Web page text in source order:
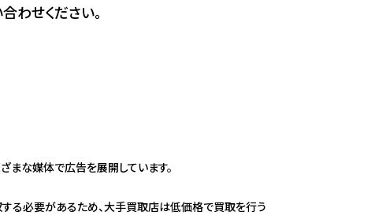
わせください。
まな媒体で広告を展開しています。
る必要があるため、大手買取店は低価格で買取を行う